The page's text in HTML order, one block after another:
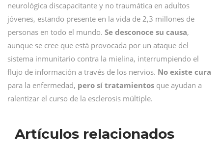
neurológica discapacitante y no traumática en adultos
jóvenes, estando presente en la vida de 2,3 millones de
personas en todo el mundo. Se desconoce su causa,
aunque se cree que está provocada por un ataque del
sistema inmunitario contra la mielina, interrumpiendo el
flujo de información a través de los nervios. No existe cura
para la enfermedad, pero sí tratamientos que ayudan a
ralentizar el curso de la esclerosis múltiple.
Artículos relacionados